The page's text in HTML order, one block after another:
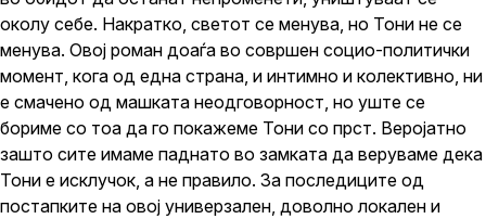
околу себе. Накратко, светот се менува, но Тони не се
менува. Овој роман доаѓа во совршен социо-политички
момент, кога од една страна, и интимно и колективно, ни
е смачено од машката неодговорност, но уште се
бориме со тоа да го покажеме Тони со прст. Веројатно
зашто сите имаме паднато во замката да веруваме дека
Тони е исклучок, а не правило. За последиците од
постапките на овој универзален, доволно локален и